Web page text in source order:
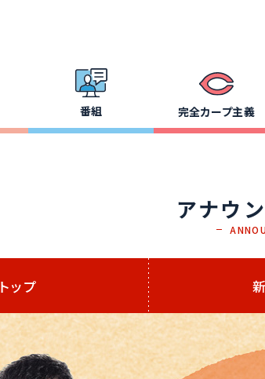
番組 完全カープ主義
アナウ
トップ